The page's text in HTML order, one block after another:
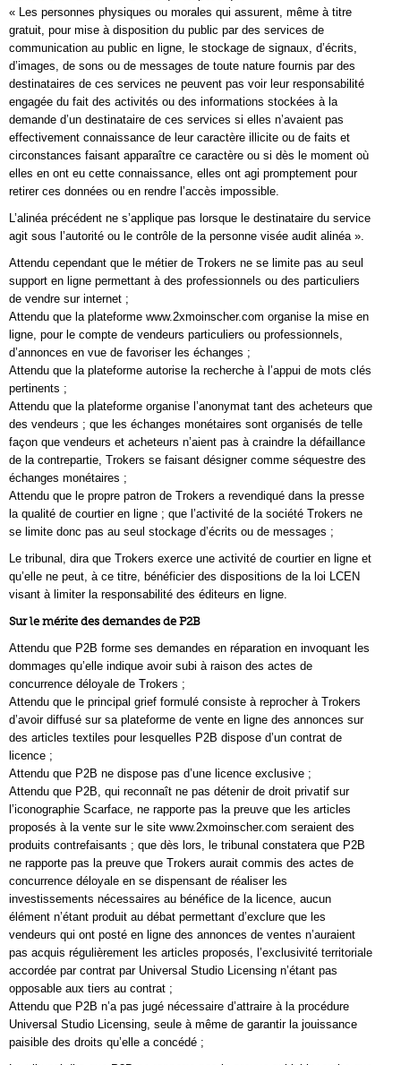
« Les personnes physiques ou morales qui assurent, même à titre
gratuit, pour mise à disposition du public par des services de
communication au public en ligne, le stockage de signaux, d’écrits,
d’images, de sons ou de messages de toute nature fournis par des
destinataires de ces services ne peuvent pas voir leur responsabilité
engagée du fait des activités ou des informations stockées à la
demande d’un destinataire de ces services si elles n’avaient pas
effectivement connaissance de leur caractère illicite ou de faits et
circonstances faisant apparaître ce caractère ou si dès le moment où
elles en ont eu cette connaissance, elles ont agi promptement pour
retirer ces données ou en rendre l’accès impossible.
L’alinéa précédent ne s’applique pas lorsque le destinataire du service
agit sous l’autorité ou le contrôle de la personne visée audit alinéa ».
Attendu cependant que le métier de Trokers ne se limite pas au seul
support en ligne permettant à des professionnels ou des particuliers
de vendre sur internet ;
Attendu que la plateforme www.2xmoinscher.com organise la mise en
ligne, pour le compte de vendeurs particuliers ou professionnels,
d’annonces en vue de favoriser les échanges ;
Attendu que la plateforme autorise la recherche à l’appui de mots clés
pertinents ;
Attendu que la plateforme organise l’anonymat tant des acheteurs que
des vendeurs ; que les échanges monétaires sont organisés de telle
façon que vendeurs et acheteurs n’aient pas à craindre la défaillance
de la contrepartie, Trokers se faisant désigner comme séquestre des
échanges monétaires ;
Attendu que le propre patron de Trokers a revendiqué dans la presse
la qualité de courtier en ligne ; que l’activité de la société Trokers ne
se limite donc pas au seul stockage d’écrits ou de messages ;
Le tribunal, dira que Trokers exerce une activité de courtier en ligne et
qu’elle ne peut, à ce titre, bénéficier des dispositions de la loi LCEN
visant à limiter la responsabilité des éditeurs en ligne.
Sur le mérite des demandes de P2B
Attendu que P2B forme ses demandes en réparation en invoquant les
dommages qu’elle indique avoir subi à raison des actes de
concurrence déloyale de Trokers ;
Attendu que le principal grief formulé consiste à reprocher à Trokers
d’avoir diffusé sur sa plateforme de vente en ligne des annonces sur
des articles textiles pour lesquelles P2B dispose d’un contrat de
licence ;
Attendu que P2B ne dispose pas d’une licence exclusive ;
Attendu que P2B, qui reconnaît ne pas détenir de droit privatif sur
l’iconographie Scarface, ne rapporte pas la preuve que les articles
proposés à la vente sur le site www.2xmoinscher.com seraient des
produits contrefaisants ; que dès lors, le tribunal constatera que P2B
ne rapporte pas la preuve que Trokers aurait commis des actes de
concurrence déloyale en se dispensant de réaliser les
investissements nécessaires au bénéfice de la licence, aucun
élément n’étant produit au débat permettant d’exclure que les
vendeurs qui ont posté en ligne des annonces de ventes n’auraient
pas acquis régulièrement les articles proposés, l’exclusivité territoriale
accordée par contrat par Universal Studio Licensing n’étant pas
opposable aux tiers au contrat ;
Attendu que P2B n’a pas jugé nécessaire d’attraire à la procédure
Universal Studio Licensing, seule à même de garantir la jouissance
paisible des droits qu’elle a concédé ;